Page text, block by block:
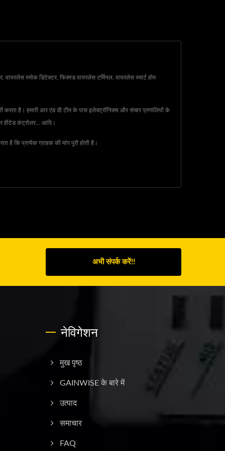
स्मोक डिटेक्टर, फिक्स्ड वायरलेस टर्मिनल, वायरलेस स्मार्ट होम
है। हमारी आर एंड डी टीम के पास इलेक्ट्रॉनिक्स और संचार प्रणालियों के
हीटेड कंट्रोलर... आदि।
कि प्रत्येक ग्राहक की मांग पूरी होती है।
अभी संपर्क करें!!
नेविगेशन
मुख पृष्ठ
GAINWISE के बारे में
उत्पाद
समाचार
FAQ